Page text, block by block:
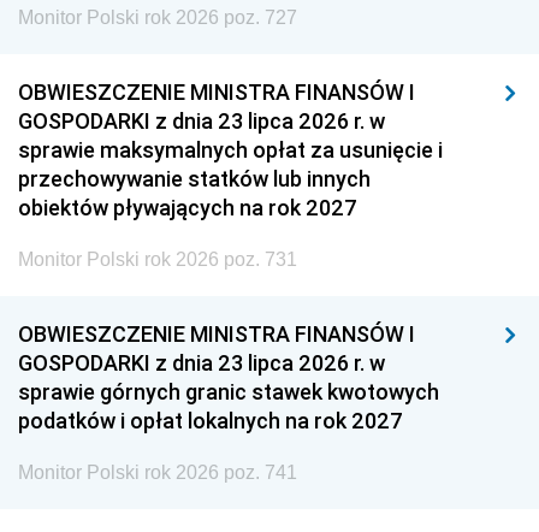
Monitor Polski rok 2026 poz. 727
OBWIESZCZENIE MINISTRA FINANSÓW I
GOSPODARKI z dnia 23 lipca 2026 r. w
sprawie maksymalnych opłat za usunięcie i
przechowywanie statków lub innych
obiektów pływających na rok 2027
Monitor Polski rok 2026 poz. 731
OBWIESZCZENIE MINISTRA FINANSÓW I
GOSPODARKI z dnia 23 lipca 2026 r. w
sprawie górnych granic stawek kwotowych
podatków i opłat lokalnych na rok 2027
Monitor Polski rok 2026 poz. 741